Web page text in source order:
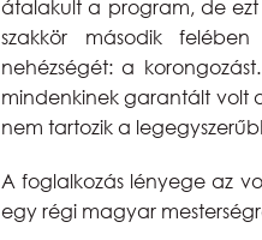
átalakult a program, de ezt
szakkör második
nehézségét: a
mindenkinek garantált volt
nem tartozik a
A foglalkozás lényege az
egy régi magyar